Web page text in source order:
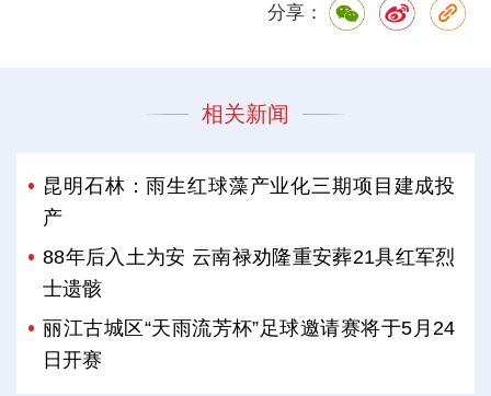
分享：
相关新闻
昆明石林：雨生红球藻产业化三期项目建成投
产
88年后入土为安 云南禄劝隆重安葬21具红军烈
士遗骸
丽江古城区“天雨流芳杯”足球邀请赛将于5月24
日开赛